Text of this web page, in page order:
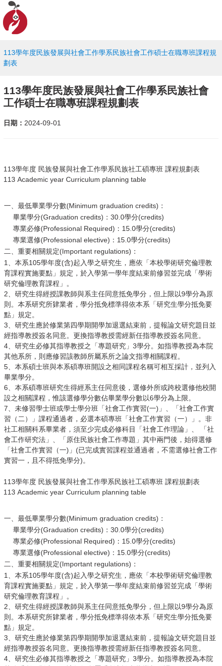
113學年度民族發展與社會工作學系民族社會工作碩士在職專班課程規
劃表
113學年度民族發展與社會工作學系民族社會
工作碩士在職專班課程規劃表
日期： 2024-09-01
113學年度 民族發展與社會工作學系民族社工碩專班 課程規劃表
113 Academic year Curriculum planning table
一、最低畢業學分數(Minimum graduation credits)：
畢業學分(Graduation credits)：30.0學分(credits)
專業必修(Professional Required)：15.0學分(credits)
專業選修(Professional elective)：15.0學分(credits)
二、重要相關規定(Important regulations)：
1、本系105學年度(含)起入學之研究生，應依「本校學術研究倫理教
育課程實施要點」規定，於入學第一學年度結束前修習並完成「學術
研究倫理教育課程」。
2、研究生得經授課教師與系主任同意抵免學分，但上限以9學分為原
則。本系研究所肄業者，學分抵免標準得依本系「研究生學分抵免要
點」規定。
3、研究生應於修業第四學期開學加退選結束前，提報論文研究題目並
經指導教授簽名同意。更換指導教授需經新任指導教授簽名同意。
4、研究生必修其指導教授之「專題研究」3學分。如指導教授為本院
其他系所，則應修習該教師所屬系所之論文指導相關課程。
5、本系碩士班與本系碩專班開設之相同課程名稱可相互採計，並列入
畢業學分。
6、本系碩專班研究生得經系主任同意後，選修外所或跨校選修他校開
設之相關課程，惟該選修學分數佔畢業學分數以6學分為上限。
7、未修習學士班或學士學分班「社會工作實習(一)」、「社會工作實
習（二）」課程通過者，必選本碩專班「社會工作實習（一）」。非
社工相關科系畢業者，須至少完成必修科目「社會工作理論」、 「社
會工作研究法」、「原住民族社會工作專題」其中兩門後，始得選修
「社會工作實習（一)」(已完成實習課程並通過者，不需選修社會工作
實習一，且不得抵免學分)。
113學年度 民族發展與社會工作學系民族社工碩專班 課程規劃表
113 Academic year Curriculum planning table
一、最低畢業學分數(Minimum graduation credits)：
畢業學分(Graduation credits)：30.0學分(credits)
專業必修(Professional Required)：15.0學分(credits)
專業選修(Professional elective)：15.0學分(credits)
二、重要相關規定(Important regulations)：
1、本系105學年度(含)起入學之研究生，應依「本校學術研究倫理教
育課程實施要點」規定，於入學第一學年度結束前修習並完成「學術
研究倫理教育課程」。
2、研究生得經授課教師與系主任同意抵免學分，但上限以9學分為原
則。本系研究所肄業者，學分抵免標準得依本系「研究生學分抵免要
點」規定。
3、研究生應於修業第四學期開學加退選結束前，提報論文研究題目並
經指導教授簽名同意。更換指導教授需經新任指導教授簽名同意。
4、研究生必修其指導教授之「專題研究」3學分。如指導教授為本院